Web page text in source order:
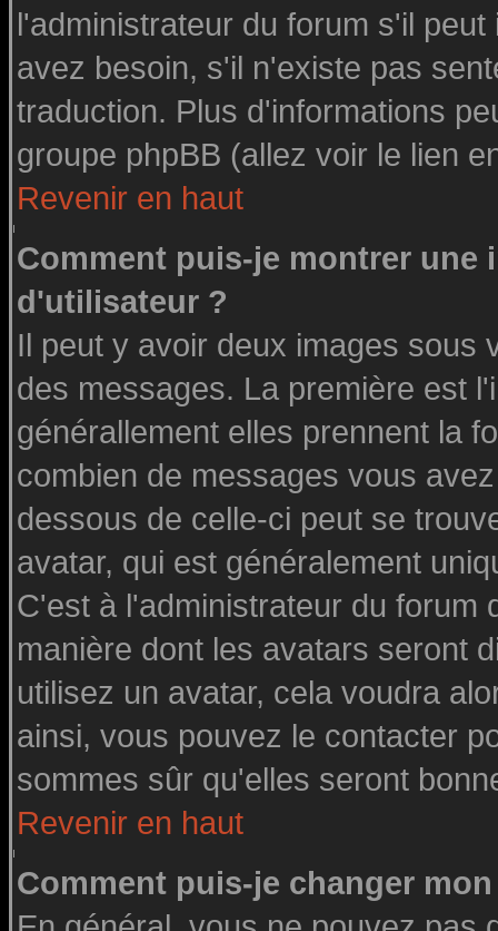
l'administrateur du forum s'il
avez besoin, s'il n'existe pas
traduction. Plus d'informations
groupe phpBB (allez voir le lien
Revenir en haut
Comment puis-je montrer une
d'utilisateur ?
Il peut y avoir deux images sous
des messages. La première est
générallement elles prennent la
combien de messages vous
dessous de celle-ci peut se
avatar, qui est généralement
C'est à l'administrateur du forum
manière dont les avatars seront
utilisez un avatar, cela voudra
ainsi, vous pouvez le contacter
sommes sûr qu'elles seront
Revenir en haut
Comment puis-je changer